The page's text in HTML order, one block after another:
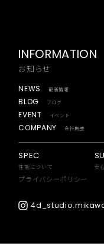
INFORMATION
お知らせ
NEWS 最新情報
BLOG ブログ
EVENT イベント
COMPANY 会社概要
SPEC
性能について 安
プライバシーポリシー